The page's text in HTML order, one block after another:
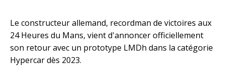
Le constructeur allemand, recordman de victoires aux
24 Heures du Mans, vient d'annoncer officiellement
son retour avec un prototype LMDh dans la catégorie
Hypercar dès 2023.